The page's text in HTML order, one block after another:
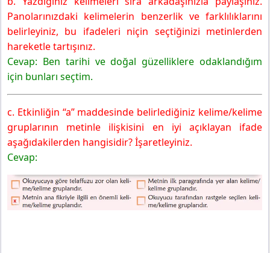
Panolarınızdaki kelimelerin benzerlik ve farklılıklarını
belirleyiniz, bu ifadeleri niçin seçtiğinizi metinlerden
hareketle tartışınız.
Cevap: Ben tarihi ve doğal güzelliklere odaklandığım
için bunları seçtim.
c. Etkinliğin “a” maddesinde belirlediğiniz kelime/kelime
gruplarının metinle ilişkisini en iyi açıklayan ifade
aşağıdakilerden hangisidir? İşaretleyiniz.
Cevap: